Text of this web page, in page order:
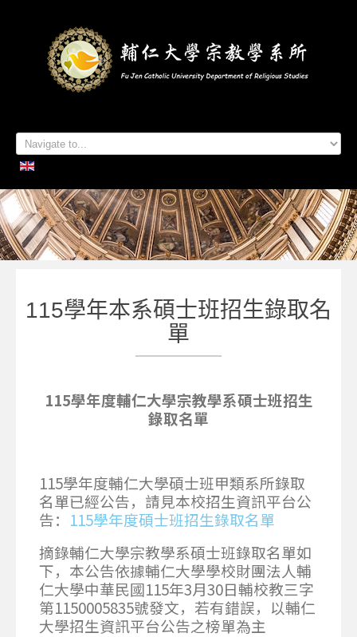
首頁
系所簡介
本系成員
學生專區
招生資訊
各項活動
研究及出版
系所友專區
聯絡我們
115學年本系碩士班招生錄取名
單
115學年度輔仁大學宗教學系碩士班招生
錄取名單
115學年度輔仁大學碩士班甲類系所錄取
名單已經公告，請見本校招生資訊平台公
告： 115學年度碩士班招生錄取名單
摘錄輔仁大學宗教學系碩士班錄取名單如
下，本公告依據輔仁大學學校財團法人輔
仁大學中華民國115年3月30日輔校教三字
第1150005835號發文，若有錯誤，以輔仁
大學招生資訊平台公告之榜單為主